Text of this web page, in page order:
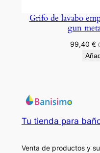
Grifo de lavabo
gun
99,40 €
Tu tienda para
Venta de productos y